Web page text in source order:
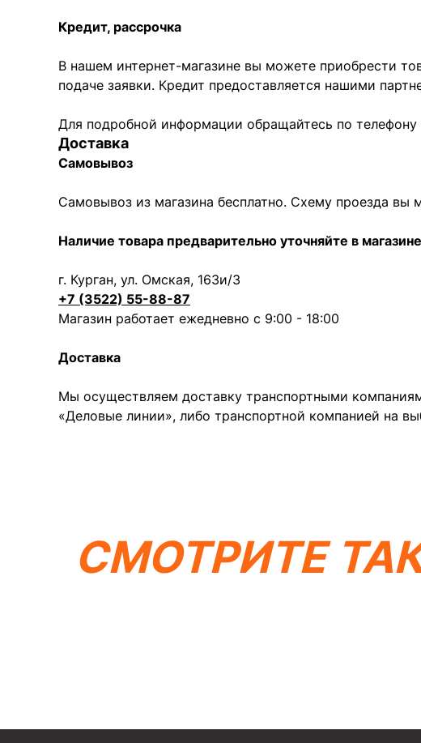
Кредит, рассрочка
В нашем интернет-магазине вы можете приобрести
подаче заявки. Кредит предоставляется нашими
Для подробной информации обращайтесь по телефону
Доставка
Самовывоз
Самовывоз из магазина бесплатно. Схему проезда вы
Наличие товара предварительно уточняйте в
г. Курган, ул. Омская, 163и/3
+7 (3522) 55-88-87
Магазин работает ежедневно с 9:00 - 18:00
Доставка
Мы осуществляем доставку транспортными
«Деловые линии», либо транспортной компанией на
СМОТРИТЕ
ИП Каканова Анна Константиновна
Видеообзоры
Новости